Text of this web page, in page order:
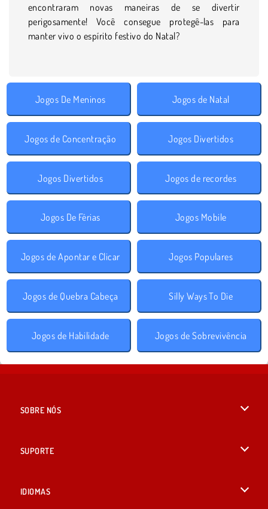
encontraram novas maneiras de se divertir
perigosamente! Você consegue protegê-las para
manter vivo o espírito festivo do Natal?
Jogos De Meninos Jogos de Natal
Jogos de Concentração Jogos Divertidos
Jogos Divertidos Jogos de recordes
Jogos De Férias Jogos Mobile
Jogos de Apontar e Clicar Jogos Populares
Jogos de Quebra Cabeça Silly Ways To Die
Jogos de Habilidade Jogos de Sobrevivência
SOBRE NÓS
SUPORTE
IDIOMAS